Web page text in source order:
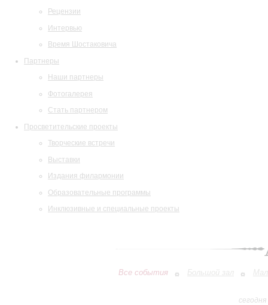
Рецензии
Интервью
Время Шостаковича
Партнеры
Наши партнеры
Фотогалерея
Стать партнером
Просветительские проекты
Творческие встречи
Выставки
Издания филармонии
Образовательные программы
Инклюзивные и специальные проекты
Все события Большой зал